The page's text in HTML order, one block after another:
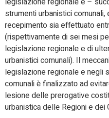
strumenti urbanistici
recepimento sia effettuato
(rispettivamente di sei mesi
legislazione regionale e di
urbanistici comunali). Il
legislazione regionale e negli
comunali è finalizzato ad
lesione delle prerogative
urbanistica delle Regioni e dei